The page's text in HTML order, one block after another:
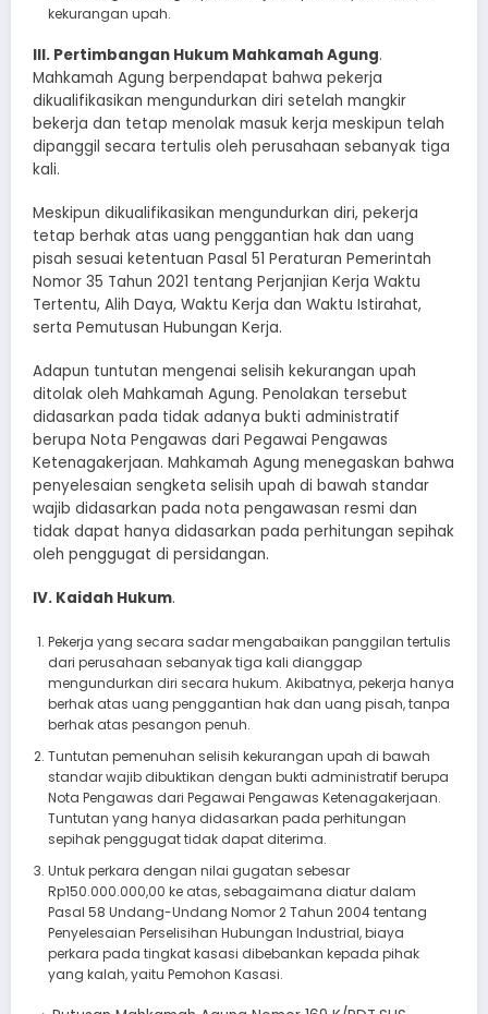
kekurangan upah.
III. Pertimbangan Hukum Mahkamah Agung.
Mahkamah Agung berpendapat bahwa pekerja
dikualifikasikan mengundurkan diri setelah mangkir
bekerja dan tetap menolak masuk kerja meskipun telah
dipanggil secara tertulis oleh perusahaan sebanyak tiga
kali.
Meskipun dikualifikasikan mengundurkan diri, pekerja
tetap berhak atas uang penggantian hak dan uang
pisah sesuai ketentuan Pasal 51 Peraturan Pemerintah
Nomor 35 Tahun 2021 tentang Perjanjian Kerja Waktu
Tertentu, Alih Daya, Waktu Kerja dan Waktu Istirahat,
serta Pemutusan Hubungan Kerja.
Adapun tuntutan mengenai selisih kekurangan upah
ditolak oleh Mahkamah Agung. Penolakan tersebut
didasarkan pada tidak adanya bukti administratif
berupa Nota Pengawas dari Pegawai Pengawas
Ketenagakerjaan. Mahkamah Agung menegaskan bahwa
penyelesaian sengketa selisih upah di bawah standar
wajib didasarkan pada nota pengawasan resmi dan
tidak dapat hanya didasarkan pada perhitungan sepihak
oleh penggugat di persidangan.
IV. Kaidah Hukum.
Pekerja yang secara sadar mengabaikan panggilan tertulis
dari perusahaan sebanyak tiga kali dianggap
mengundurkan diri secara hukum. Akibatnya, pekerja hanya
berhak atas uang penggantian hak dan uang pisah, tanpa
berhak atas pesangon penuh.
Tuntutan pemenuhan selisih kekurangan upah di bawah
standar wajib dibuktikan dengan bukti administratif berupa
Nota Pengawas dari Pegawai Pengawas Ketenagakerjaan.
Tuntutan yang hanya didasarkan pada perhitungan
sepihak penggugat tidak dapat diterima.
Untuk perkara dengan nilai gugatan sebesar
Rp150.000.000,00 ke atas, sebagaimana diatur dalam
Pasal 58 Undang-Undang Nomor 2 Tahun 2004 tentang
Penyelesaian Perselisihan Hubungan Industrial, biaya
perkara pada tingkat kasasi dibebankan kepada pihak
yang kalah, yaitu Pemohon Kasasi.